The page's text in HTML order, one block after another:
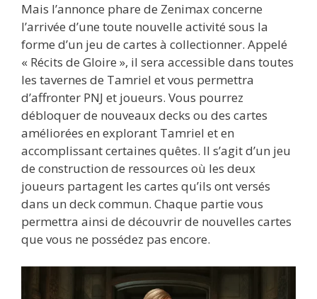
Mais l’annonce phare de Zenimax concerne
l’arrivée d’une toute nouvelle activité sous la
forme d’un jeu de cartes à collectionner. Appelé
« Récits de Gloire », il sera accessible dans toutes
les tavernes de Tamriel et vous permettra
d’affronter PNJ et joueurs. Vous pourrez
débloquer de nouveaux decks ou des cartes
améliorées en explorant Tamriel et en
accomplissant certaines quêtes. Il s’agit d’un jeu
de construction de ressources où les deux
joueurs partagent les cartes qu’ils ont versés
dans un deck commun. Chaque partie vous
permettra ainsi de découvrir de nouvelles cartes
que vous ne possédez pas encore.